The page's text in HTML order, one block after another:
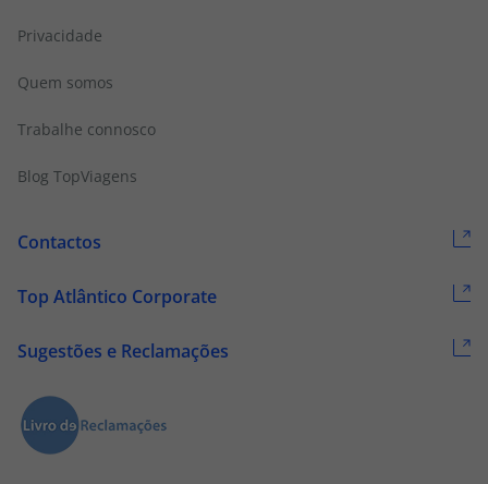
Privacidade
Quem somos
Trabalhe connosco
Blog TopViagens
Contactos
Top Atlântico Corporate
Sugestões e Reclamações